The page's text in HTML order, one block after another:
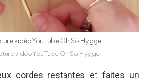
vidéo YouTube Oh So Hygge
vidéo YouTube Oh So Hygge
cordes restantes et faites un